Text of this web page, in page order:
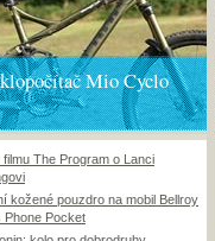
Mio Cyclo
filmu The Program o Lanci
kožené pouzdro na mobil Bellroy
Phone Pocket